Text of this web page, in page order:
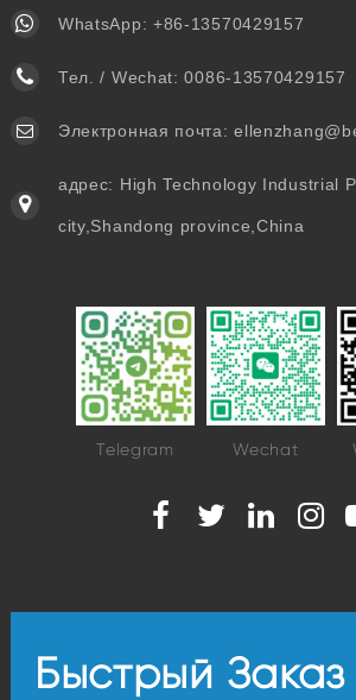
WhatsApp: +86-13570429157
Тел. / Wechat:0086-13570429157
Электронная почта:
адрес: High Technology Industrial
city,Shandong province,China
Telegram Wechat
Быстрый Заказ